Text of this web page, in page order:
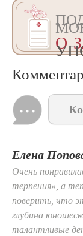
О
Елена
Очень
терпения», а
поверить, что
глубина
талантливые